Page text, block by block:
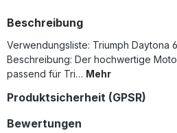
Beschreibung
Verwendungsliste: Triumph Daytona
Beschreibung: Der hochwertige
passend für Tri… Mehr
Produktsicherheit (GPSR)
Bewertungen